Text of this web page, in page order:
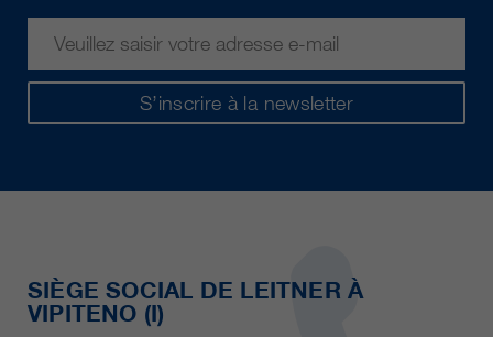
S’inscrire à la newsletter
SIÈGE SOCIAL DE LEITNER À
VIPITENO (I)